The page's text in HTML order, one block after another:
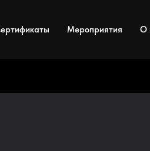
Мероприятия О